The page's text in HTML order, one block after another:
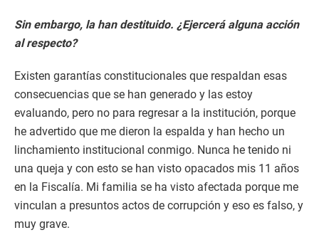
Sin embargo, la han destituido. ¿Ejercerá alguna acción
al respecto?
Existen garantías constitucionales que respaldan esas
consecuencias que se han generado y las estoy
evaluando, pero no para regresar a la institución, porque
he advertido que me dieron la espalda y han hecho un
linchamiento institucional conmigo. Nunca he tenido ni
una queja y con esto se han visto opacados mis 11 años
en la Fiscalía. Mi familia se ha visto afectada porque me
vinculan a presuntos actos de corrupción y eso es falso, y
muy grave.